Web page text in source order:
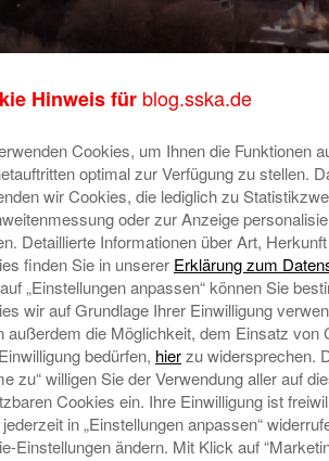
sicheren Altersvorsorge.
Wie wird Ihre Immobilie zur sicheren
Altersvorsorge? Erfahren Sie, wie
mit einer eigenen Immobilie im
Ruhestand Mietkosten sparen oder
durch Vermietung zusätzliche
Einnahmen erzielen können und
welche Faktoren für eine optimale
Planung wichtig sind.Mehr lesen
Hinweis für blog.sska.de
Cookies, um Ihnen die Funktionen
optimal zur Verfügung zu stellen.
wir Cookies, die lediglich zu
oder zur Anzeige
Detaillierte Informationen über Art,
finden Sie in unserer Erklärung zum
„Einstellungen anpassen“ können Sie
wir auf Grundlage Ihrer Einwilligung
außerdem die Möglichkeit, dem Einsatz von
bedürfen, hierzu widersprechen.
zu“ willigen Sie der Verwendung aller auf
Cookies ein. Ihre Einwilligung ist
in „Einstellungen anpassen“
Einstellungen ändern. Mit Klick auf